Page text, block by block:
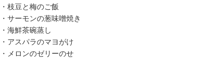
・枝豆と梅のご飯
・サーモンの葱味噌焼き
・海鮮茶碗蒸し
・アスパラのマヨがけ
・メロンのゼリーのせ